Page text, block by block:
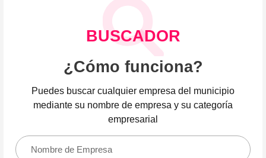
BUSCADOR
¿Cómo funciona?
Puedes buscar cualquier empresa del municipio
mediante su nombre de empresa y su categoría
empresarial